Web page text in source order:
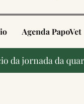
Agenda PapoVet
da jornada da